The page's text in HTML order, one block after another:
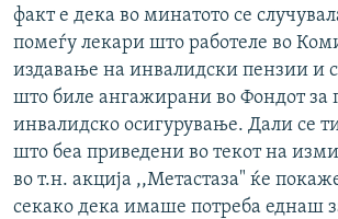
факт е дека во минатото се
помеѓу лекари што работеле во
издавање на инвалидски пензии и
што биле ангажирани во Фондот за
инвалидско осигурување. Дали се
што беа приведени во текот на
во т.н. акција ,,Метастаза" ќе
секако дека имаше потреба еднаш